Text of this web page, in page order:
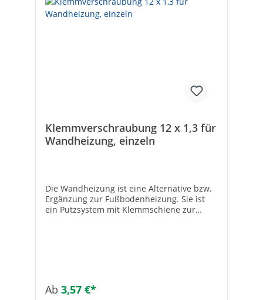
Klemmverschraubung 12 x 1,3 für
Wandheizung, einzeln
Die Wandheizung ist eine Alternative bzw.
Ergänzung zur Fußbodenheizung. Sie ist
ein Putzsystem mit Klemmschiene zur
Lehmputze werden zweilagig mit Standzeit
nach Herstellerangaben und einer
Ab 3,57 €*